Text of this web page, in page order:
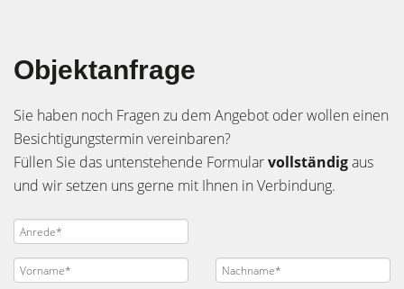
Objektanfrage
Sie haben noch Fragen zu dem Angebot oder wollen einen
Besichtigungstermin vereinbaren?
Füllen Sie das untenstehende Formularvollständigaus
und wir setzen uns gerne mit Ihnen in Verbindung.